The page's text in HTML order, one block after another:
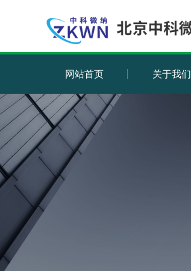
网站首页 关于我们